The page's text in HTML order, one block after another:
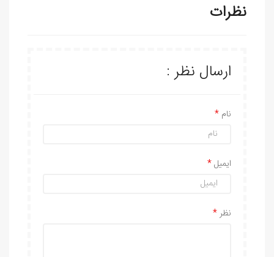
نظرات
ارسال نظر :
نام
ایمیل
نظر